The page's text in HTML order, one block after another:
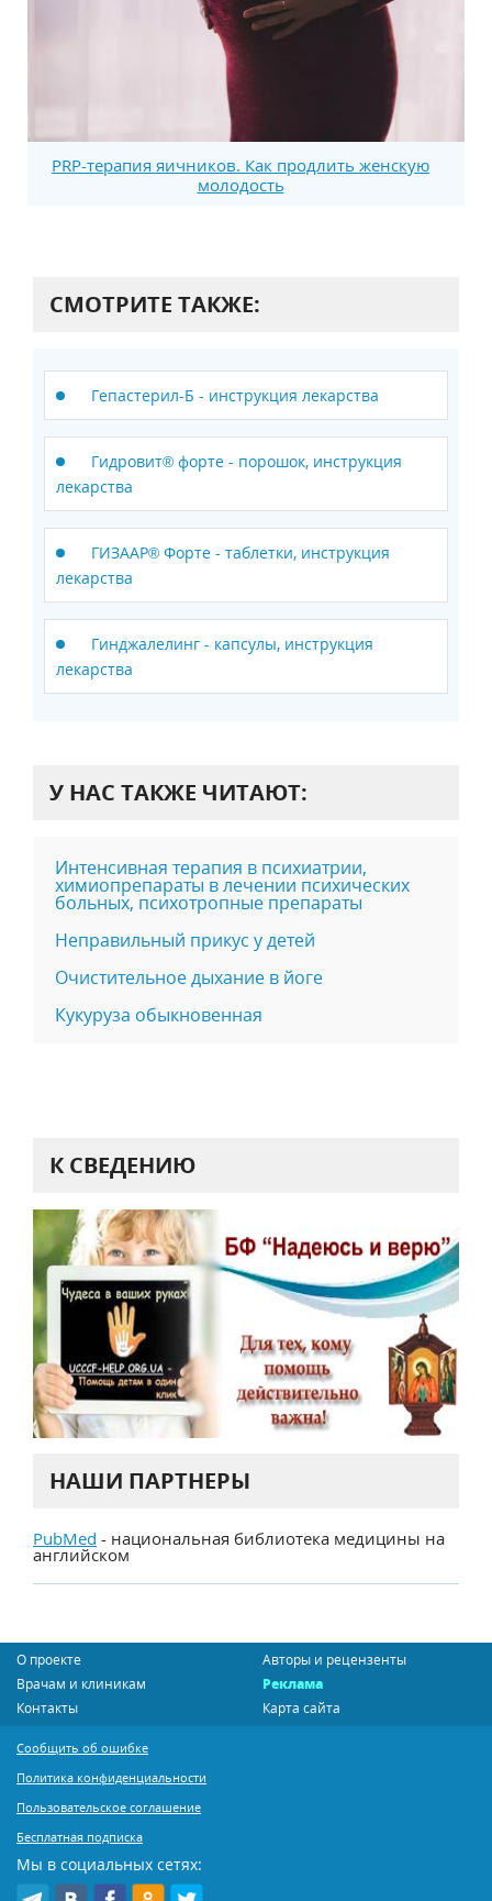
PRP-терапия яичников. Как продлить женскую
молодость
СМОТРИТЕ ТАКЖЕ:
Гепастерил-Б - инструкция лекарства
Гидровит® форте - порошок, инструкция
лекарства
ГИЗААР® Форте - таблетки, инструкция
лекарства
Гинджалелинг - капсулы, инструкция
лекарства
У НАС ТАКЖЕ ЧИТАЮТ:
Интенсивная терапия в психиатрии,
химиопрепараты в лечении психических
больных, психотропные препараты
Неправильный прикус у детей
Очистительное дыхание в йоге
Кукуруза обыкновенная
К СВЕДЕНИЮ
НАШИ ПАРТНЕРЫ
PubMed - национальная библиотека медицины на
английском
О проекте
Авторы и рецензенты
Врачам и клиникам
Реклама
Контакты
Карта сайта
Сообщить об ошибке
Политика конфиденциальности
Пользовательское соглашение
Бесплатная подписка
Мы в социальных сетях: